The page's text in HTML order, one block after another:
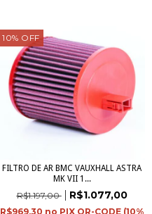
10% OFF
FILTRO DE AR BMC VAUXHALL ASTRA
MK VII 1...
R$1.197,00 R$1.077,00
R$969,30